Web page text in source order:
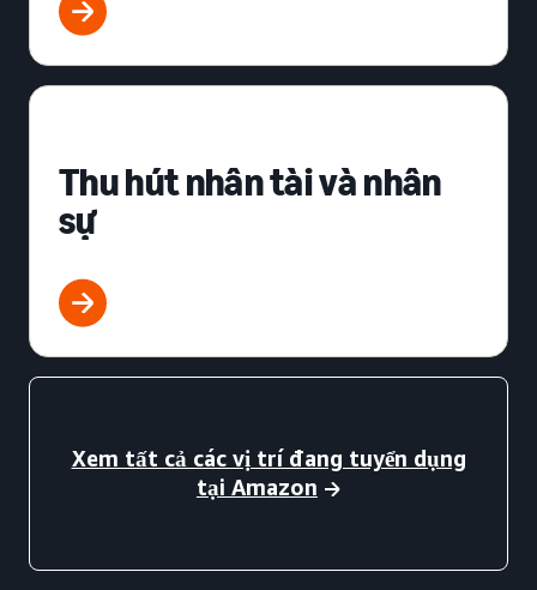
Thu hút nhân tài và nhân
sự
Xem tất cả các vị trí đang tuyển dụng
tại Amazon